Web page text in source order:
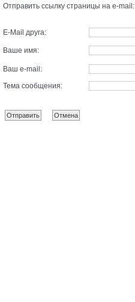
Отправить ссылку страницы на e-mail:
E-Mail друга:
Ваше имя:
Ваш e-mail:
Тема сообщения: